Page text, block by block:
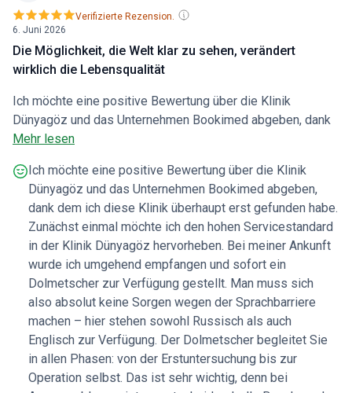
6. Juni 2026
Verifizierte Rezension.
Die Möglichkeit, die Welt klar zu sehen, verändert
wirklich die Lebensqualität
Ich möchte eine positive Bewertung über die Klinik
Dünyagöz und das Unternehmen Bookimed abgeben, dank
dem ich diese Klinik überhaupt erst gefunden habe.
der Klinik Dünyagöz hervorheben. Bei meiner Ankunft wurde
ich umgehend empfangen und sofort ein Dolmetscher zur
Verfügung gestellt. Man muss sich also absolut keine
Sorgen wegen der Sprachbarriere machen – hier stehen
sowohl Russisch als auch Englisch zur Verfügung. Der
Dolmetscher begleitet Sie in allen Phasen: von der
Erstuntersuchung bis zur Operation selbst. Das ist sehr
wichtig, denn bei Augenproblemen ist es unerlässlich, alle
Beschwerden und Empfehlungen des Arztes genau zu
verstehen. Angenehm überrascht haben mich auch die
Sauberkeit und der Komfort der Zimmer. Das gesamte
Personal ist sehr freundlich, zuvorkommend und immer
Mehr lesen
Ich möchte eine positive Bewertung über die Klinik
Dünyagöz und das Unternehmen Bookimed abgeben,
dank dem ich diese Klinik überhaupt erst gefunden habe.
Zunächst einmal möchte ich den hohen Servicestandard
in der Klinik Dünyagöz hervorheben. Bei meiner Ankunft
wurde ich umgehend empfangen und sofort ein
Dolmetscher zur Verfügung gestellt. Man muss sich
also absolut keine Sorgen wegen der Sprachbarriere
machen – hier stehen sowohl Russisch als auch
Englisch zur Verfügung. Der Dolmetscher begleitet Sie
in allen Phasen: von der Erstuntersuchung bis zur
Operation selbst. Das ist sehr wichtig, denn bei